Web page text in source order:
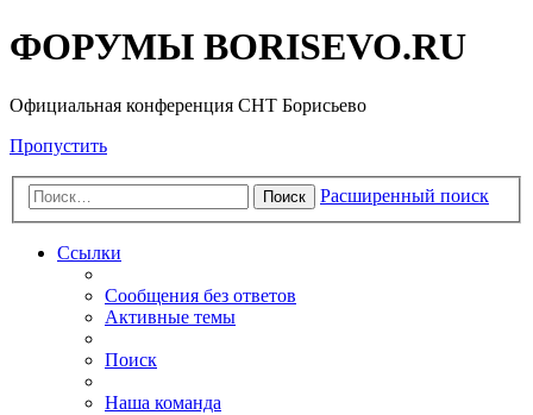
ФОРУМЫ BORISEVO.RU
Официальная конференция СНТ Борисьево
Пропустить
Поиск Расширенный поиск
Ссылки
Сообщения без ответов
Активные темы
Поиск
Наша команда